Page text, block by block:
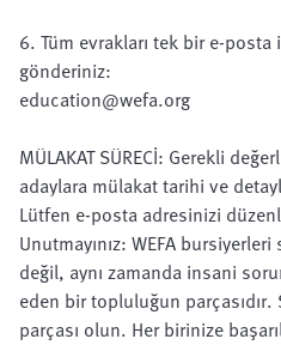
6. Tüm evrakları tek bir e-
gönderiniz:
education@wefa.org
MÜLAKAT SÜRECİ: Gerekli
adaylara mülakat tarihi ve
Lütfen e-posta adresinizi
Unutmayınız: WEFA
değil, aynı zamanda insani
eden bir topluluğun
parçası olun. Her birinize